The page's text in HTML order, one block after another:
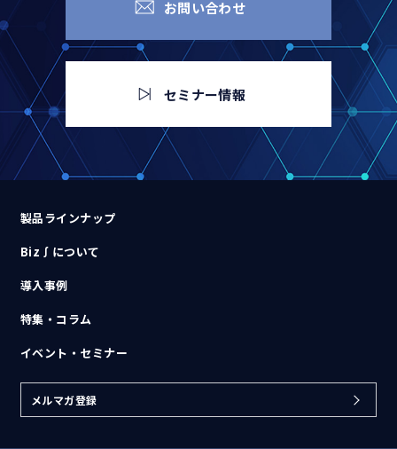
お問い合わせ
セミナー情報
製品ラインナップ
Biz∫について
導入事例
特集・コラム
イベント・セミナー
メルマガ登録